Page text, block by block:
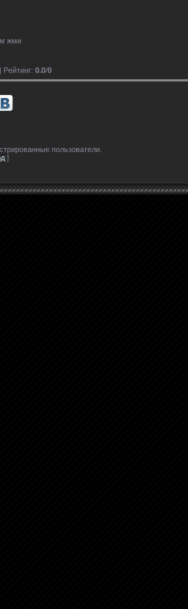
жми
Рейтинг: 0.0/0
пользователи.
]